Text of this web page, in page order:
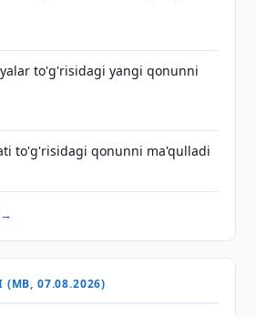
to'g'risidagi yangi qonunni
to'g'risidagi qonunni ma'qulladi
(MB, 07.08.2026)